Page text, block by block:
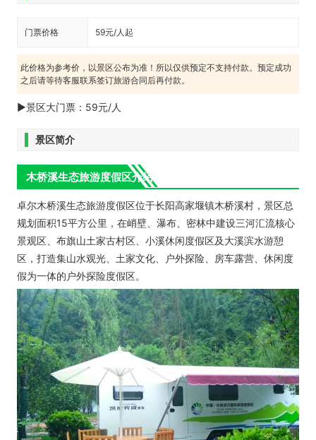
门票价格 59元/人起
此价格为参考价，以景区公布为准！所以仅供预定不支持付款。预定成功
之后请等待客服联系签订旅游合同后再付款。
►景区大门票：59元/人
景区简介
木桥溪生态旅游度假区介绍
卓尔木桥溪生态旅游度假区位于长阳高家堰镇木桥溪村，景区总
规划面积15平方公里，在峭壁、瀑布、密林中建设三河汇流核心
景观区、布旗山土家古村区、小溪休闲度假区及大溪滨水游憩
区，打造集山水观光、土家文化、户外探险、房车露营、休闲度
假为一体的户外探险度假区。